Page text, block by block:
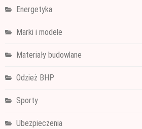
Energetyka
Marki i modele
Materiały budowlane
Odzież BHP
Sporty
Ubezpieczenia